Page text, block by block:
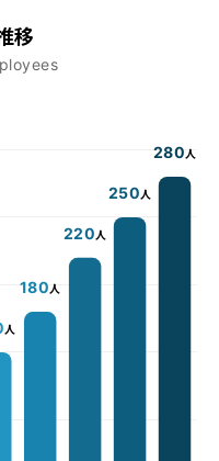
移
人
180人
220人
250人
280人